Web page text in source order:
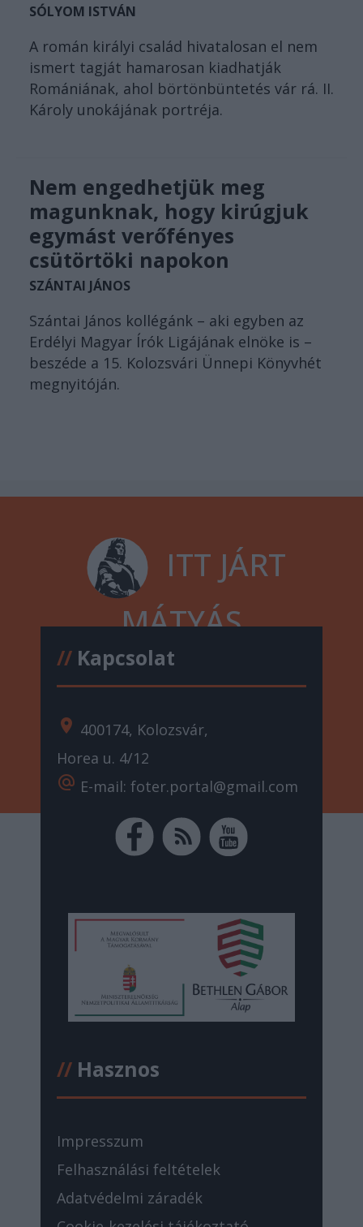
SÓLYOM ISTVÁN
A román királyi család hivatalosan el nem
ismert tagját hamarosan kiadhatják
Romániának, ahol börtönbüntetés vár rá. II.
Károly unokájának portréja.
Nem engedhetjük meg
magunknak, hogy kirúgjuk
egymást verőfényes
csütörtöki napokon
SZÁNTAI JÁNOS
Szántai János kollégánk – aki egyben az
Erdélyi Magyar Írók Ligájának elnöke is –
beszéde a 15. Kolozsvári Ünnepi Könyvhét
megnyitóján.
ITT JÁRT
MÁTYÁS
//Kapcsolat
location_on 400174, Kolozsvár,
Horea u. 4/12
alternate_email E-mail: foter.portal@gmail.com
//Hasznos
Impresszum
Felhasználási feltételek
Adatvédelmi záradék